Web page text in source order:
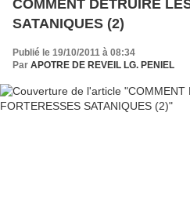
COMMENT DETRUIRE
SATANIQUES (2)
Publié le 19/10/2011 à 08:34
Par APOTRE DE REVEIL LG. PENIEL